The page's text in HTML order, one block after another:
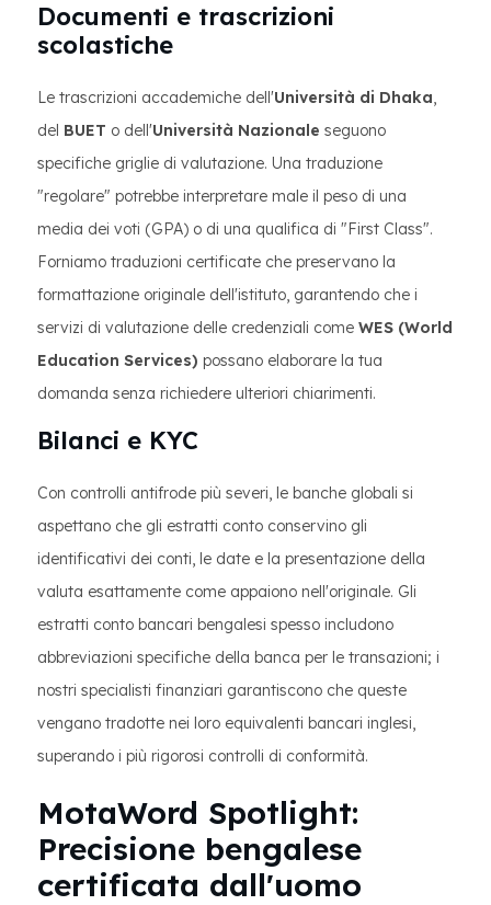
Documenti e trascrizioni
scolastiche
Le trascrizioni accademiche dell'Università di Dhaka,
del BUET o dell'Università Nazionale seguono
specifiche griglie di valutazione. Una traduzione
"regolare" potrebbe interpretare male il peso di una
media dei voti (GPA) o di una qualifica di "First Class".
Forniamo traduzioni certificate che preservano la
formattazione originale dell'istituto, garantendo che i
servizi di valutazione delle credenziali come WES (World
Education Services) possano elaborare la tua
domanda senza richiedere ulteriori chiarimenti.
Bilanci e KYC
Con controlli antifrode più severi, le banche globali si
aspettano che gli estratti conto conservino gli
identificativi dei conti, le date e la presentazione della
valuta esattamente come appaiono nell'originale. Gli
estratti conto bancari bengalesi spesso includono
abbreviazioni specifiche della banca per le transazioni; i
nostri specialisti finanziari garantiscono che queste
vengano tradotte nei loro equivalenti bancari inglesi,
superando i più rigorosi controlli di conformità.
MotaWord Spotlight:
Precisione bengalese
certificata dall'uomo